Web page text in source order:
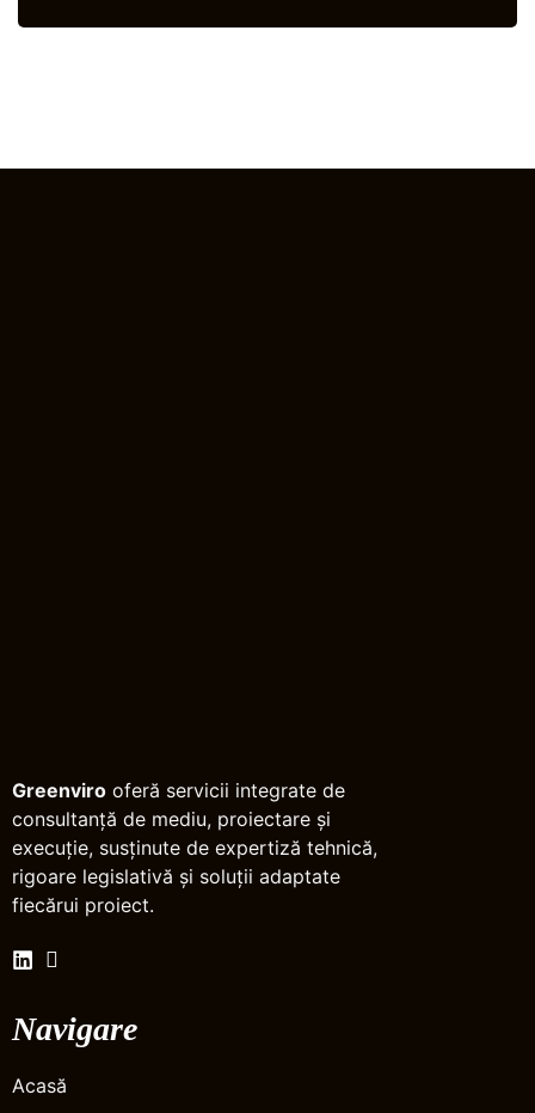
Greenviro oferă servicii integrate de
consultanță de mediu, proiectare și
execuție, susținute de expertiză tehnică,
rigoare legislativă și soluții adaptate
fiecărui proiect.
Navigare
Acasă